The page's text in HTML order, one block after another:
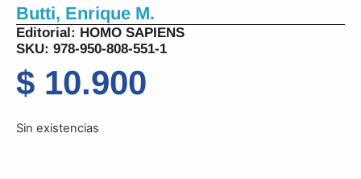
Butti, Enrique M.
Editorial: HOMO SAPIENS
SKU: 978-950-808-551-1
$ 10.900
Sin existencias